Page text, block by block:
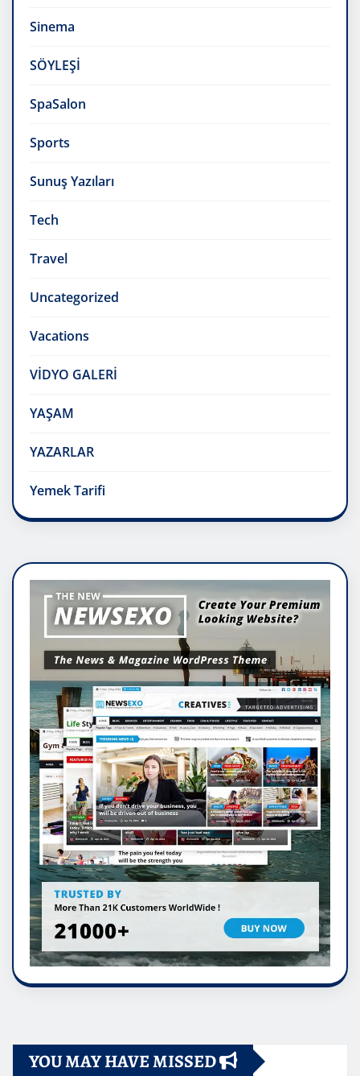
Sinema
SÖYLEŞİ
SpaSalon
Sports
Sunuş Yazıları
Tech
Travel
Uncategorized
Vacations
VİDYO GALERİ
YAŞAM
YAZARLAR
Yemek Tarifi
YOU MAY HAVE MISSED